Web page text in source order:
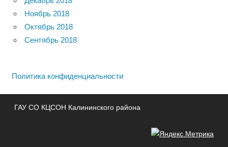
Ноябрь 2018
Октябрь 2018
Сентябрь 2018
Политика конфиденциальности
ГАУ СО КЦСОН Калининского района